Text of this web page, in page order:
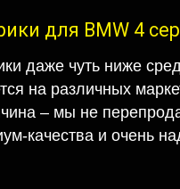
для BMW 4
даже чуть ниже
на различных
– мы не
качества и очень